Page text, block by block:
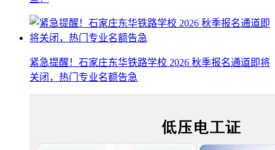
紧急提醒！石家庄东华铁路学校 2026 秋季报名通道即将
关闭，热门专业名额告急